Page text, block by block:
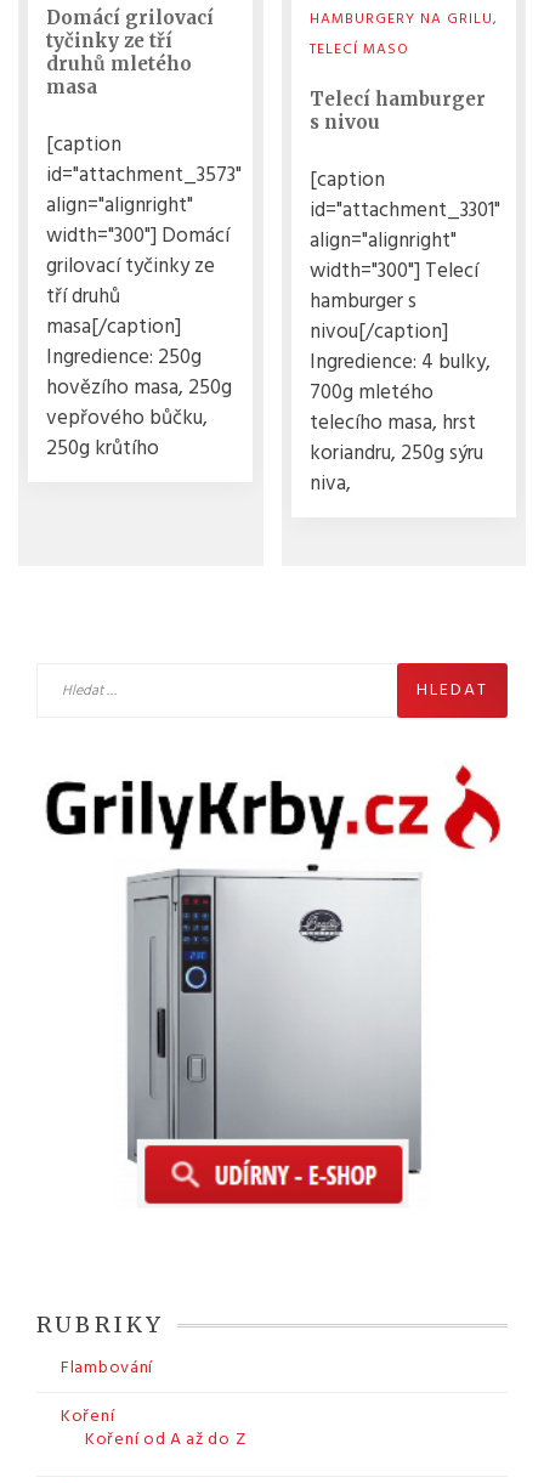
Domácí grilovací
tyčinky ze tří
druhů mletého
masa
[caption
id="attachment_3573"
align="alignright"
width="300"] Domácí
grilovací tyčinky ze
tří druhů
masa[/caption]
Ingredience: 250g
hovězího masa, 250g
vepřového bůčku,
250g krůtího
HAMBURGERY NA GRILU,
TELECÍ MASO
Telecí hamburger
s nivou
[caption
id="attachment_3301"
align="alignright"
width="300"] Telecí
hamburger s
nivou[/caption]
Ingredience: 4 bulky,
700g mletého
telecího masa, hrst
koriandru, 250g sýru
niva,
Vyhledávání
RUBRIKY
Flambování
Koření
Koření od A až do Z